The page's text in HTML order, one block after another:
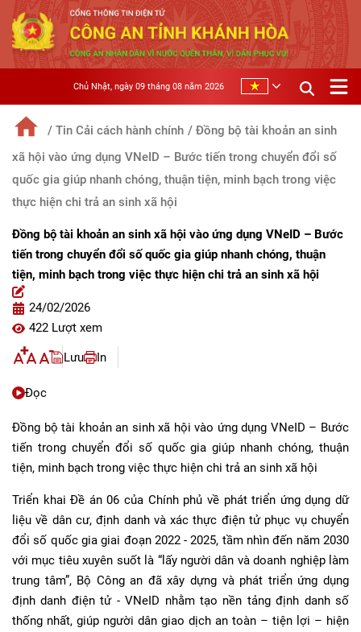
Chủ Nhật, ngày 09 tháng 08 năm 2026
/ Tin Cải cách hành chính / Đồng bộ tài khoản an sinh
xã hội vào ứng dụng VNeID – Bước tiến trong chuyển đổi số
quốc gia giúp nhanh chóng, thuận tiện, minh bạch trong việc
thực hiện chi trả an sinh xã hội
Đồng bộ tài khoản an sinh xã hội vào ứng dụng VNeID – Bước
tiến trong chuyển đổi số quốc gia giúp nhanh chóng, thuận
tiện, minh bạch trong việc thực hiện chi trả an sinh xã hội
24/02/2026
422 Lượt xem
Lưu In
Đọc
Đồng bộ tài khoản an sinh xã hội vào ứng dụng VNeID – Bước
tiến trong chuyển đổi số quốc gia giúp nhanh chóng, thuận
tiện, minh bạch trong việc thực hiện chi trả an sinh xã hội
Triển khai Đề án 06 của Chính phủ về phát triển ứng dụng dữ
liệu về dân cư, định danh và xác thực điện tử phục vụ chuyển
đổi số quốc gia giai đoạn 2022 - 2025, tầm nhìn đến năm 2030
với mục tiêu xuyên suốt là “lấy người dân và doanh nghiệp làm
trung tâm”, Bộ Công an đã xây dựng và phát triển ứng dụng
định danh điện tử - VNeID nhằm tạo nền tảng định danh số
thống nhất, giúp người dân giao dịch an toàn – tiện lợi – hiện